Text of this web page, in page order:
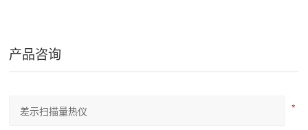
产品咨询